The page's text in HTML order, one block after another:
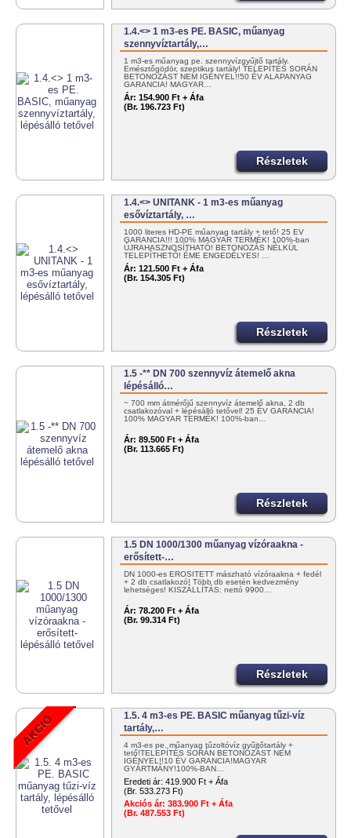
1.4.<> 1 m3-es PE. BASIC, műanyag
szennyvíztartály,…
1 m3-es műanyag pe. szennyvízgyűjtő tartály.
Emésztőgödör, szeptikus tartály! TELEPÍTÉS SORÁN
BETONOZÁST NEM IGÉNYEL!!50 ÉV ALAPANYAG
GARANCIA! MAGYAR…
Ár: 154.900 Ft + Áfa
(Br. 196.723 Ft)
Részletek
1.4.<> UNITANK - 1 m3-es műanyag
esővíztartály, …
1000 literes HD-PE műanyag tartály + tető! 25 ÉV
GARANCIA!!! 100% MAGYAR TERMÉK! 100%-ban
ÚJRAHASZNOSÍTHATÓ! BETONOZÁS NÉLKÜL
TELEPÍTHETŐ! ÉME ENGEDÉLYES! …
Ár: 121.500 Ft + Áfa
(Br. 154.305 Ft)
Részletek
1.5 -** DN 700 szennyvíz átemelő akna
lépésálló…
~ 700 mm átmérőjű szennyvíz átemelő akna, 2 db
csatlakozóval + lépésálló tetővel! 25 ÉV GARANCIA!
100% MAGYAR TERMÉK! 100%-ban…
Ár: 89.500 Ft + Áfa
(Br. 113.665 Ft)
Részletek
1.5 DN 1000/1300 műanyag vízóraakna -
erősített-…
DN 1000-es ERŐSÍTETT mászható vízóraakna + fedél
+ 2 db csatlakozó! Több db esetén kedvezmény
lehetséges! KISZÁLLÍTÁS: nettó 9900…
Ár: 78.200 Ft + Áfa
(Br. 99.314 Ft)
Részletek
1.5. 4 m3-es PE. BASIC műanyag tűzi-víz
tartály,…
4 m3-es pe. műanyag tűzoltóvíz gyűjtőtartály +
tető!TELEPÍTÉS SORÁN BETONOZÁST NEM
IGÉNYEL!!10 ÉV GARANCIA!MAGYAR
GYÁRTMÁNY!100%-BAN…
Eredeti ár: 419.900 Ft + Áfa
(Br. 533.273 Ft)
Akciós ár: 383.900 Ft + Áfa
(Br. 487.553 Ft)